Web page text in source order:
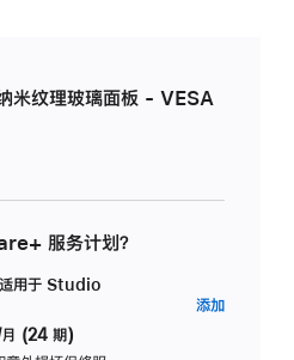
纹理玻璃面板 - VESA
服务计划？
用于 Studio
(24 期)
添加